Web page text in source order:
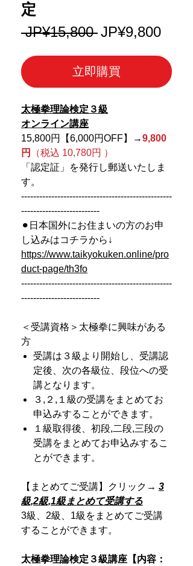
定
JP¥15,800 一
價
格
JP¥9,800促
價
格
立即購買
太極拳理論検定３級
オンライン講座
15,800円【6,000円OFF】
→9,800
円
（税込 10,780円 ）
「認定証」を発行し郵送いたしま
す。
--------------------------------------------------
--------------------------
⚫︎日本国外にお住まいの方のお申
し込みはコチラから↓
https://www.taikyokuken.online/pro
duct-page/th3fo
--------------------------------------------------
--------------------------
＜受講資格＞太極拳に興味がある
方
受講は３級より開始し、受講認
定後、次の各級位、段位への受
講となります。
３,２,１級の受講をまとめてお
申込みすることができます。
１級取得後、初段,二段,三段の
受講をまとめてお申込みするこ
とができます。
【まとめてご受講】クリック→ 3
級,2級,1級まとめて受講する
3級、2級、1級をまとめてご受講
することができます。
太極拳理論検定３級講座【内容：